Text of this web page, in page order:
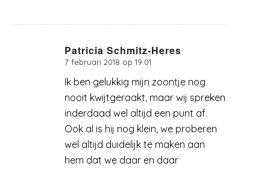
Patricia Schmitz-Heres
zegt:
7 februari 2018 op 19:01
Ik ben gelukkig mijn zoontje nog
nooit kwijtgeraakt, maar wij spreken
inderdaad wel altijd een punt af.
Ook al is hij nog klein, we proberen
wel altijd duidelijk te maken aan
hem dat we daar en daar